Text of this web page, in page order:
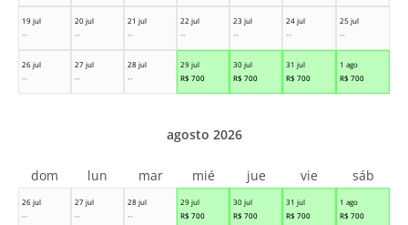
19 jul
--
20 jul
--
21 jul
--
22 jul
--
23 jul
--
24 jul
--
25 jul
--
26 jul
--
27 jul
--
28 jul
--
29 jul
R$ 700
30 jul
R$ 700
31 jul
R$ 700
1 ago
R$ 700
26 jul
--
27 jul
--
28 jul
--
29 jul
R$ 700
30 jul
R$ 700
31 jul
R$ 700
1 ago
R$ 700
agosto 2026
dom lun mar mié jue vie sáb